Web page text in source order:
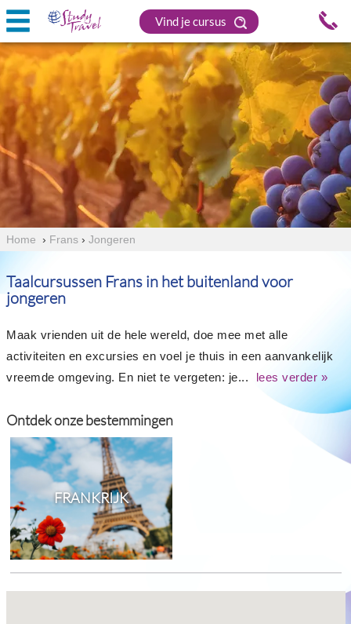
Vind je cursus
Home › Frans › Jongeren
Taalcursussen Frans in het buitenland voor
jongeren
Maak vrienden uit de hele wereld, doe mee met alle
activiteiten en excursies en voel je thuis in een aanvankelijk
vreemde omgeving. En niet te vergeten: je...
lees verder »
Ontdek onze bestemmingen
FRANKRIJK